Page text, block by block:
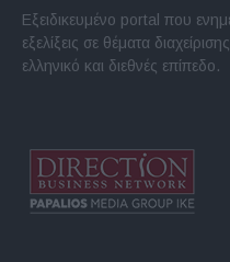
Εξειδικευμένο portal που
εξελίξεις σε θέματα
ελληνικό και διεθνές επίπεδο.